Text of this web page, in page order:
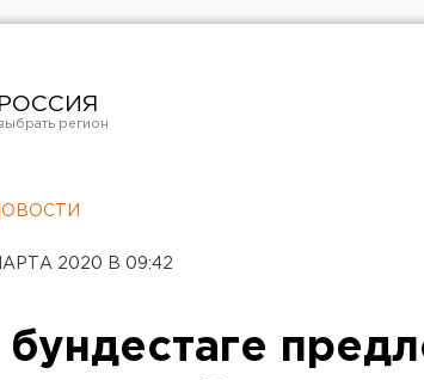
РОССИЯ
Челябинск
2020 В 09:42
бундестаге